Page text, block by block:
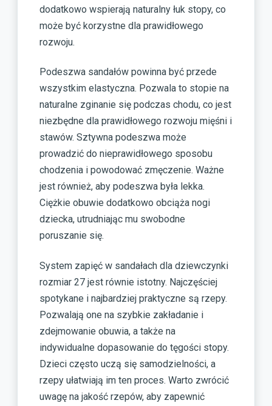
dodatkowo wspierają naturalny łuk stopy, co
może być korzystne dla prawidłowego
rozwoju.
Podeszwa sandałów powinna być przede
wszystkim elastyczna. Pozwala to stopie na
naturalne zginanie się podczas chodu, co jest
niezbędne dla prawidłowego rozwoju mięśni i
stawów. Sztywna podeszwa może
prowadzić do nieprawidłowego sposobu
chodzenia i powodować zmęczenie. Ważne
jest również, aby podeszwa była lekka.
Ciężkie obuwie dodatkowo obciąża nogi
dziecka, utrudniając mu swobodne
poruszanie się.
System zapięć w sandałach dla dziewczynki
rozmiar 27 jest równie istotny. Najczęściej
spotykane i najbardziej praktyczne są rzepy.
Pozwalają one na szybkie zakładanie i
zdejmowanie obuwia, a także na
indywidualne dopasowanie do tęgości stopy.
Dzieci często uczą się samodzielności, a
rzepy ułatwiają im ten proces. Warto zwrócić
uwagę na jakość rzepów, aby zapewnić